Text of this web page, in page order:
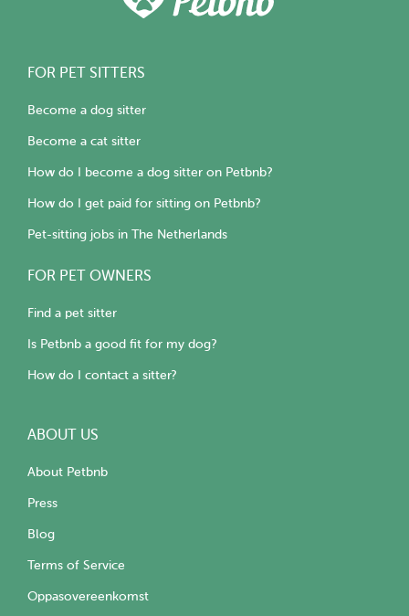
FOR PET SITTERS
Become a dog sitter
Become a cat sitter
How do I become a dog sitter on Petbnb?
How do I get paid for sitting on Petbnb?
Pet-sitting jobs in The Netherlands
FOR PET OWNERS
Find a pet sitter
Is Petbnb a good fit for my dog?
How do I contact a sitter?
ABOUT US
About Petbnb
Press
Blog
Terms of Service
Oppasovereenkomst